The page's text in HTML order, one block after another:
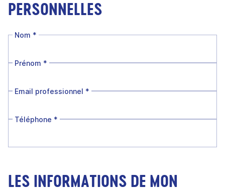
PERSONNELLES
Nom *
Prénom *
Email professionnel *
Téléphone *
LES INFORMATIONS DE MON